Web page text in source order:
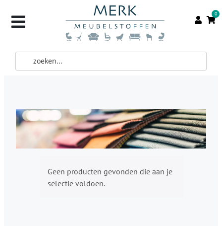
0
Geen producten gevonden die aan je
selectie voldoen.